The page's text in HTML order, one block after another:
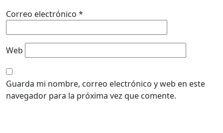
Correo electrónico *
Web
Guarda mi nombre, correo electrónico y web en este
navegador para la próxima vez que comente.